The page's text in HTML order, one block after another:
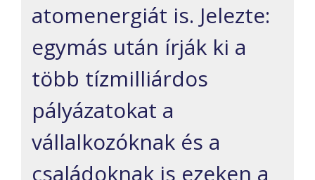
atomenergiát is. Jelezte:
egymás után írják ki a
több tízmilliárdos
pályázatokat a
vállalkozóknak és a
családoknak is ezeken a